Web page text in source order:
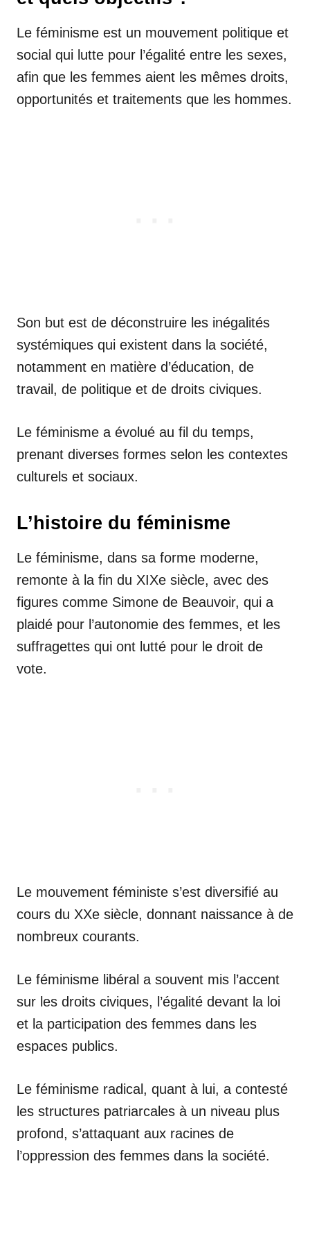
Le féminisme est un mouvement politique et
social qui lutte pour l’égalité entre les sexes,
afin que les femmes aient les mêmes droits,
opportunités et traitements que les hommes.
Son but est de déconstruire les inégalités
systémiques qui existent dans la société,
notamment en matière d’éducation, de
travail, de politique et de droits civiques.
Le féminisme a évolué au fil du temps,
prenant diverses formes selon les contextes
culturels et sociaux.
L’histoire du féminisme
Le féminisme, dans sa forme moderne,
remonte à la fin du XIXe siècle, avec des
figures comme Simone de Beauvoir, qui a
plaidé pour l’autonomie des femmes, et les
suffragettes qui ont lutté pour le droit de
vote.
Le mouvement féministe s’est diversifié au
cours du XXe siècle, donnant naissance à de
nombreux courants.
Le féminisme libéral a souvent mis l’accent
sur les droits civiques, l’égalité devant la loi
et la participation des femmes dans les
espaces publics.
Le féminisme radical, quant à lui, a contesté
les structures patriarcales à un niveau plus
profond, s’attaquant aux racines de
l’oppression des femmes dans la société.